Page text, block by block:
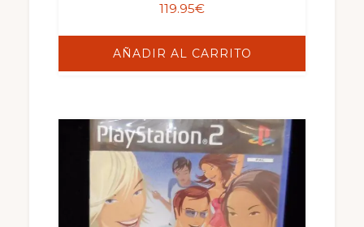
119.95€
AÑADIR AL CARRITO